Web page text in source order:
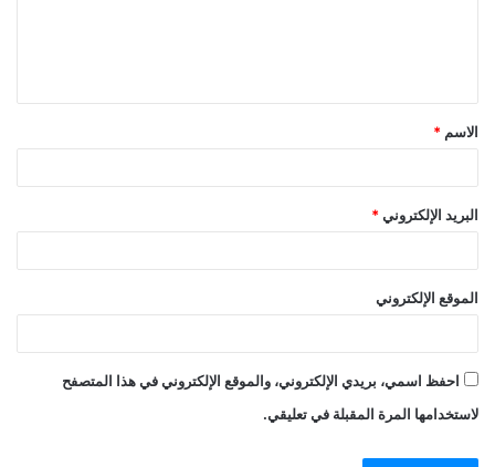
الاسم *
البريد الإلكتروني *
الموقع الإلكتروني
احفظ اسمي، بريدي الإلكتروني، والموقع الإلكتروني في هذا المتصفح
لاستخدامها المرة المقبلة في تعليقي.